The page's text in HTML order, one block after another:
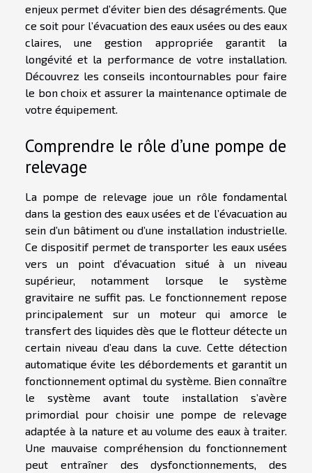
enjeux permet d’éviter bien des désagréments. Que
ce soit pour l’évacuation des eaux usées ou des eaux
claires, une gestion appropriée garantit la
longévité et la performance de votre installation.
Découvrez les conseils incontournables pour faire
le bon choix et assurer la maintenance optimale de
votre équipement.
Comprendre le rôle d’une pompe de
relevage
La pompe de relevage joue un rôle fondamental
dans la gestion des eaux usées et de l’évacuation au
sein d’un bâtiment ou d’une installation industrielle.
Ce dispositif permet de transporter les eaux usées
vers un point d’évacuation situé à un niveau
supérieur, notamment lorsque le système
gravitaire ne suffit pas. Le fonctionnement repose
principalement sur un moteur qui amorce le
transfert des liquides dès que le flotteur détecte un
certain niveau d’eau dans la cuve. Cette détection
automatique évite les débordements et garantit un
fonctionnement optimal du système. Bien connaître
le système avant toute installation s’avère
primordial pour choisir une pompe de relevage
adaptée à la nature et au volume des eaux à traiter.
Une mauvaise compréhension du fonctionnement
peut entraîner des dysfonctionnements, des